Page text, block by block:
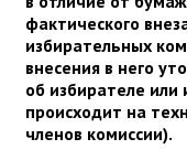
фактического
избирательных
внесения в него
об избирателе или
происходит на
членов комиссии).